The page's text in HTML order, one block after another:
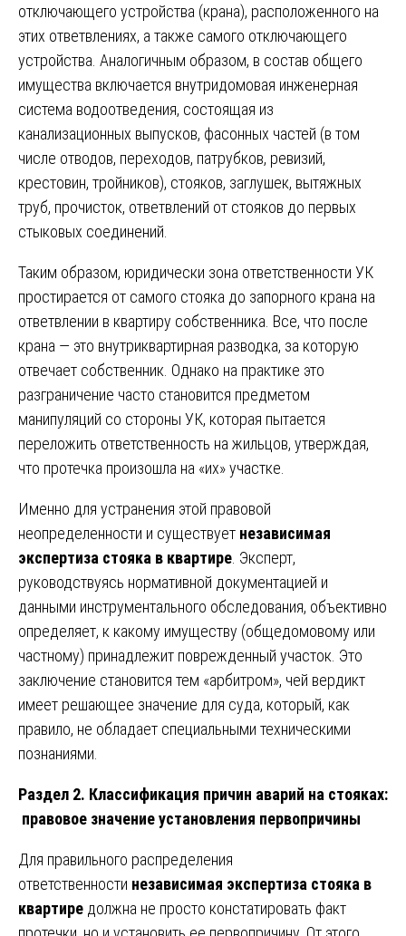
отключающего устройства (крана), расположенного на
этих ответвлениях, а также самого отключающего
устройства. Аналогичным образом, в состав общего
имущества включается внутридомовая инженерная
система водоотведения, состоящая из
канализационных выпусков, фасонных частей (в том
числе отводов, переходов, патрубков, ревизий,
крестовин, тройников), стояков, заглушек, вытяжных
труб, прочисток, ответвлений от стояков до первых
стыковых соединений.
Таким образом, юридически зона ответственности УК
простирается от самого стояка до запорного крана на
ответвлении в квартиру собственника. Все, что после
крана — это внутриквартирная разводка, за которую
отвечает собственник. Однако на практике это
разграничение часто становится предметом
манипуляций со стороны УК, которая пытается
переложить ответственность на жильцов, утверждая,
что протечка произошла на «их» участке.
Именно для устранения этой правовой
неопределенности и существует независимая
экспертиза стояка в квартире . Эксперт,
руководствуясь нормативной документацией и
данными инструментального обследования, объективно
определяет, к какому имуществу (общедомовому или
частному) принадлежит поврежденный участок. Это
заключение становится тем «арбитром», чей вердикт
имеет решающее значение для суда, который, как
правило, не обладает специальными техническими
познаниями.
Раздел 2. Классификация причин аварий на стояках:
правовое значение установления первопричины
Для правильного распределения
ответственности независимая экспертиза стояка в
квартире должна не просто констатировать факт